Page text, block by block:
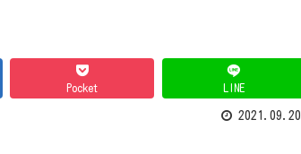
Pocket LINE
2021.09.20